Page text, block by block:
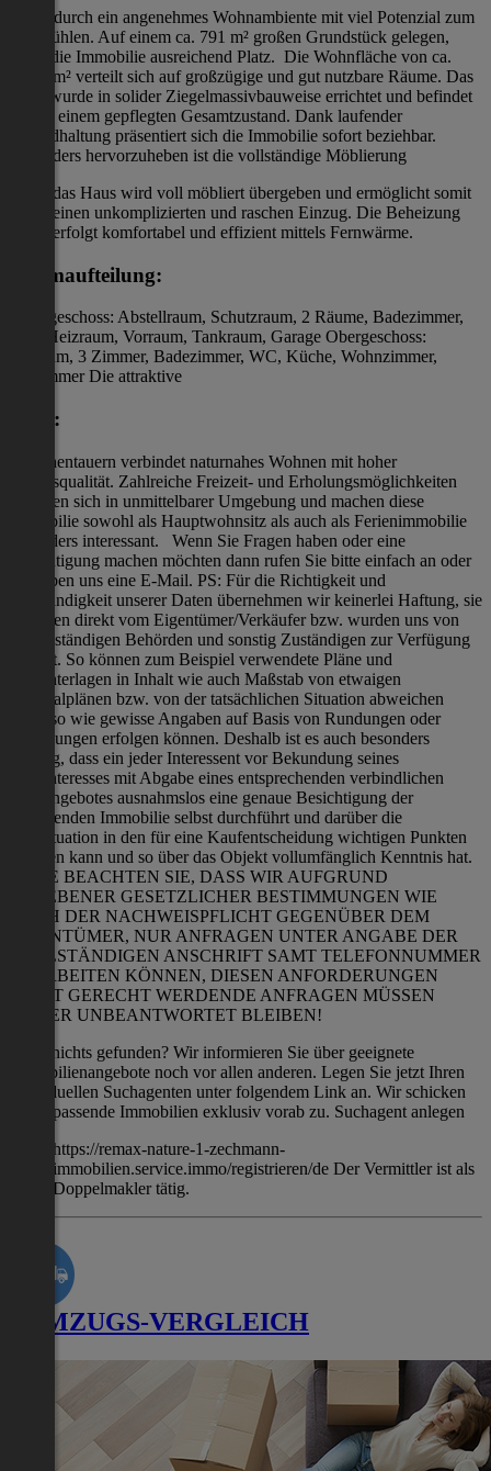
sowie durch ein angenehmes Wohnambiente mit viel Potenzial zum
Wohlfühlen. Auf einem ca. 791 m² großen Grundstück gelegen,
bietet die Immobilie ausreichend Platz. Die Wohnfläche von ca.
135,8 m² verteilt sich auf großzügige und gut nutzbare Räume. Das
Haus wurde in solider Ziegelmassivbauweise errichtet und befindet
sich in einem gepflegten Gesamtzustand. Dank laufender
Instandhaltung präsentiert sich die Immobilie sofort beziehbar.
Besonders hervorzuheben ist die vollständige Möblierung
das Haus wird voll möbliert übergeben und ermöglicht somit
einen unkomplizierten und raschen Einzug. Die Beheizung
erfolgt komfortabel und effizient mittels Fernwärme.
Raumaufteilung:
Untergeschoss: Abstellraum, Schutzraum, 2 Räume, Badezimmer,
WC, Heizraum, Vorraum, Tankraum, Garage Obergeschoss:
Vorraum, 3 Zimmer, Badezimmer, WC, Küche, Wohnzimmer,
Esszimmer Die attraktive
Lage:
in Hohentauern verbindet naturnahes Wohnen mit hoher
Lebensqualität. Zahlreiche Freizeit- und Erholungsmöglichkeiten
befinden sich in unmittelbarer Umgebung und machen diese
Immobilie sowohl als Hauptwohnsitz als auch als Ferienimmobilie
besonders interessant. Wenn Sie Fragen haben oder eine
Besichtigung machen möchten dann rufen Sie bitte einfach an oder
schreiben uns eine E-Mail. PS: Für die Richtigkeit und
Vollständigkeit unserer Daten übernehmen wir keinerlei Haftung, sie
stammen direkt vom Eigentümer/Verkäufer bzw. wurden uns von
den zuständigen Behörden und sonstig Zuständigen zur Verfügung
gestellt. So können zum Beispiel verwendete Pläne und
Planunterlagen in Inhalt wie auch Maßstab von etwaigen
Originalplänen bzw. von der tatsächlichen Situation abweichen
genauso wie gewisse Angaben auf Basis von Rundungen oder
Schätzungen erfolgen können. Deshalb ist es auch besonders
wichtig, dass ein jeder Interessent vor Bekundung seines
Kaufinteresses mit Abgabe eines entsprechenden verbindlichen
Kaufangebotes ausnahmslos eine genaue Besichtigung der
betreffenden Immobilie selbst durchführt und darüber die
Echtsituation in den für eine Kaufentscheidung wichtigen Punkten
erfassen kann und so über das Objekt vollumfänglich Kenntnis hat.
BITTE BEACHTEN SIE, DASS WIR AUFGRUND
GEGEBENER GESETZLICHER BESTIMMUNGEN WIE
AUCH DER NACHWEISPFLICHT GEGENÜBER DEM
EIGENTÜMER, NUR ANFRAGEN UNTER ANGABE DER
VOLLSTÄNDIGEN ANSCHRIFT SAMT TELEFONNUMMER
BEARBEITEN KÖNNEN, DIESEN ANFORDERUNGEN
NICHT GERECHT WERDENDE ANFRAGEN MÜSSEN
LEIDER UNBEANTWORTET BLEIBEN!
Noch nichts gefunden? Wir informieren Sie über geeignete
Immobilienangebote noch vor allen anderen. Legen Sie jetzt Ihren
individuellen Suchagenten unter folgendem Link an. Wir schicken
Ihnen passende Immobilien exklusiv vorab zu. Suchagent anlegen
https://remax-nature-1-zechmann-
immobilien.service.immo/registrieren/de Der Vermittler ist als
Doppelmakler tätig.
UMZUGS-VERGLEICH